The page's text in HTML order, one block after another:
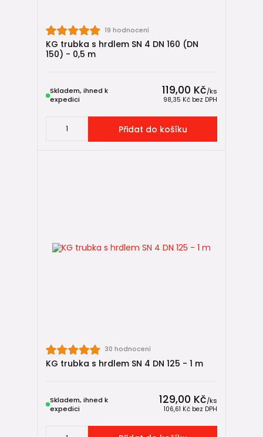
19 hodnocení
KG trubka s hrdlem SN 4 DN 160 (DN
150) - 0,5 m
119,00 Kč/ks
98,35 Kč bez DPH
Skladem, ihned k
expedici
Přidat do košíku
30 hodnocení
KG trubka s hrdlem SN 4 DN 125 - 1 m
129,00 Kč/ks
106,61 Kč bez DPH
Skladem, ihned k
expedici